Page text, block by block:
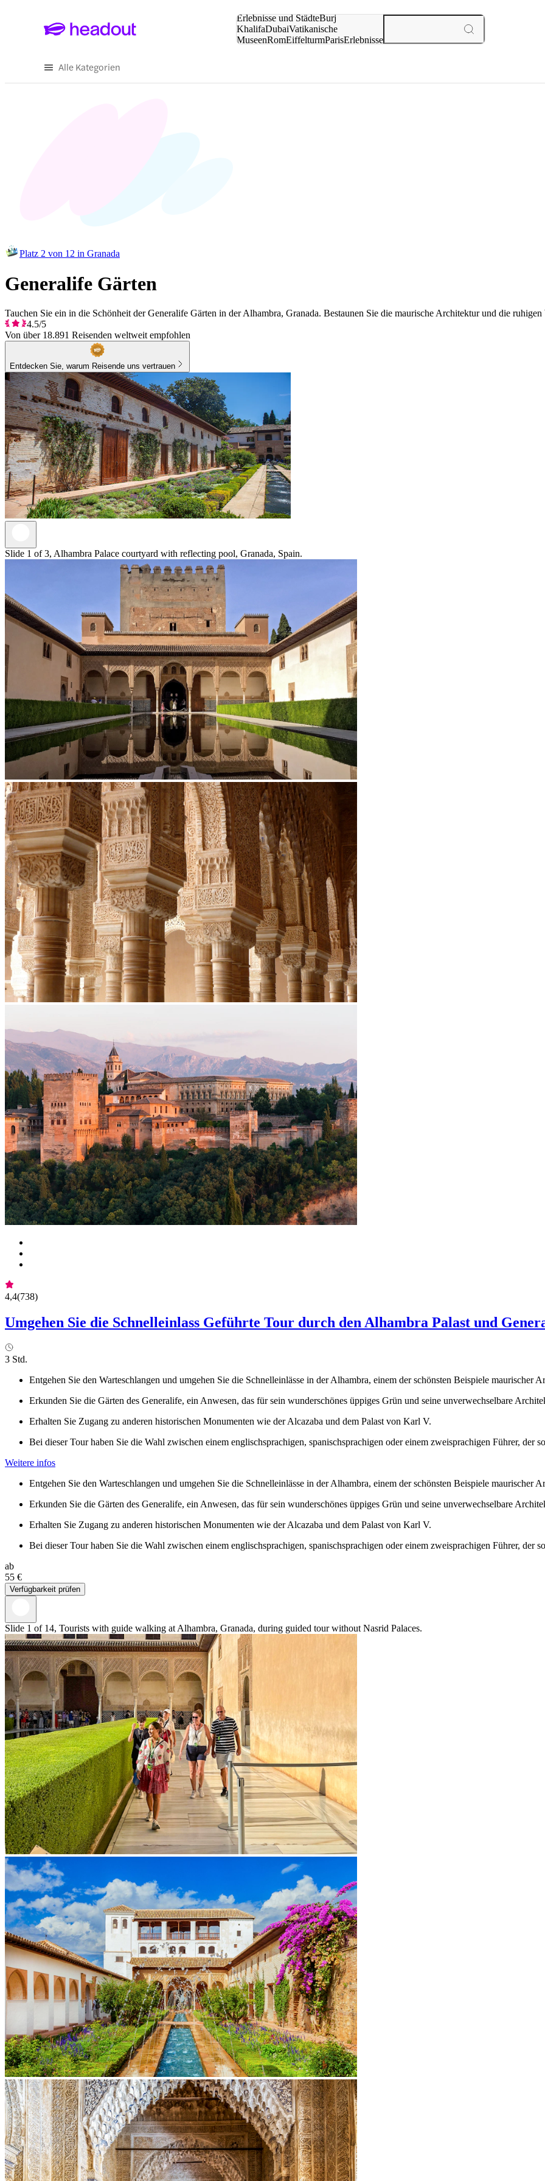
Erlebnisse und StädteBurj
KhalifaDubaiVatikanische
MuseenRomEiffelturmParisErlebnisse
Alle Kategorien
Platz 2 von 12 in Granada
Generalife Gärten
Tauchen Sie ein in die Schönheit der Generalife Gärten in der Alhambra, Granada. Bestaunen Sie die maurische Architektur und die
4.5/5
Von über 18.891 Reisenden weltweit empfohlen
Entdecken Sie, warum Reisende uns vertrauen
Slide 1 of 3, Alhambra Palace courtyard with reflecting pool, Granada, Spain.
4,4(738)
Umgehen Sie die Schnelleinlass Geführte Tour durch den Alhambra Palast und
3 Std.
Entgehen Sie den Warteschlangen und umgehen Sie die Schnelleinlässe in der Alhambra, einem der schönsten Beispiele maurischer
Erkunden Sie die Gärten des Generalife, ein Anwesen, das für sein wunderschönes üppiges Grün und seine unverwechselbare
Erhalten Sie Zugang zu anderen historischen Monumenten wie der Alcazaba und dem Palast von Karl V.
Bei dieser Tour haben Sie die Wahl zwischen einem englischsprachigen, spanischsprachigen oder einem zweisprachigen Führer, der
Weitere infos
Entgehen Sie den Warteschlangen und umgehen Sie die Schnelleinlässe in der Alhambra, einem der schönsten Beispiele maurischer
Erkunden Sie die Gärten des Generalife, ein Anwesen, das für sein wunderschönes üppiges Grün und seine unverwechselbare
Erhalten Sie Zugang zu anderen historischen Monumenten wie der Alcazaba und dem Palast von Karl V.
Bei dieser Tour haben Sie die Wahl zwischen einem englischsprachigen, spanischsprachigen oder einem zweisprachigen Führer, der
ab
55 €
Verfügbarkeit prüfen
Slide 1 of 14, Tourists with guide walking at Alhambra, Granada, during guided tour without Nasrid Palaces.